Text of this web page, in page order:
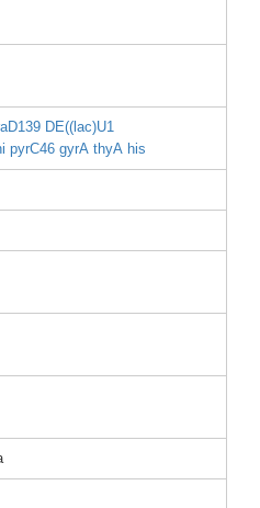
39 DE((l ac)U1
pyrC46 gyrA thyA his